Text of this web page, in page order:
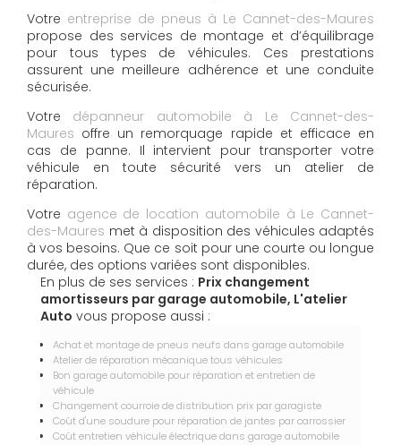
Votre entreprise de pneus à Le Cannet-des-Maures
propose des services de montage et d’équilibrage
pour tous types de véhicules. Ces prestations
assurent une meilleure adhérence et une conduite
sécurisée.
Votre dépanneur automobile à Le Cannet-des-
Maures offre un remorquage rapide et efficace en
cas de panne. Il intervient pour transporter votre
véhicule en toute sécurité vers un atelier de
réparation.
Votre agence de location automobile à Le Cannet-
des-Maures met à disposition des véhicules adaptés
à vos besoins. Que ce soit pour une courte ou longue
durée, des options variées sont disponibles.
En plus de ses services : Prix changement
amortisseurs par garage automobile, L'atelier
Auto vous propose aussi :
Achat et montage de pneus neufs dans garage automobile
Atelier de réparation mécanique tous véhicules
Bon garage automobile pour réparation et entretien de
véhicule
Changement courroie de distribution prix par garagiste
Coût d'une soudure pour réparation de jantes par carrossier
Coût entretien véhicule électrique dans garage automobile